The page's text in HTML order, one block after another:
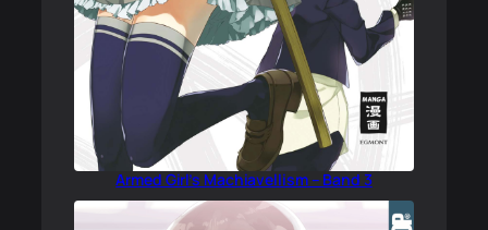
Armed Girl’s Machiavellism – Band 3